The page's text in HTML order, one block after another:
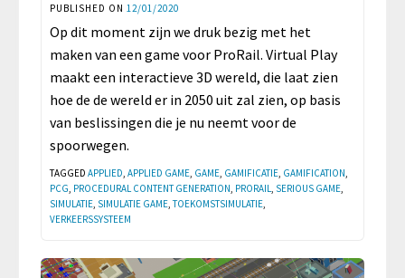
PUBLISHED ON 12/01/2020
Op dit moment zijn we druk bezig met het
maken van een game voor ProRail. Virtual Play
maakt een interactieve 3D wereld, die laat zien
hoe de de wereld er in 2050 uit zal zien, op basis
van beslissingen die je nu neemt voor de
spoorwegen.
TAGGED APPLIED, APPLIED GAME, GAME, GAMIFICATIE, GAMIFICATION,
PCG, PROCEDURAL CONTENT GENERATION, PRORAIL, SERIOUS GAME,
SIMULATIE, SIMULATIE GAME,TOEKOMSTSIMULATIE,
VERKEERSSYSTEEM